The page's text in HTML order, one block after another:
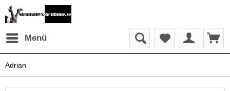
Menü
Adrian